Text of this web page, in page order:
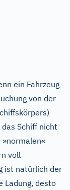
ein Fahrzeug
von der
Schiff nicht
voll
ist natürlich der
Ladung, desto